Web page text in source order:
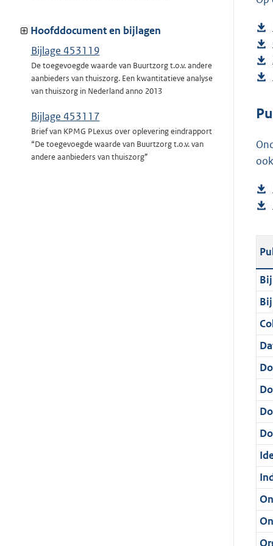
Hoofddocument en bijlagen
Bijlage 453119
De toegevoegde waarde van Buurtzorg t.o.v. andere
aanbieders van thuiszorg. Een kwantitatieve analyse
van thuiszorg in Nederland anno 2013
Bijlage 453117
Brief van KPMG PLexus over oplevering eindrapport
“De toegevoegde waarde van Buurtzorg t.o.v. van
andere aanbieders van thuiszorg”